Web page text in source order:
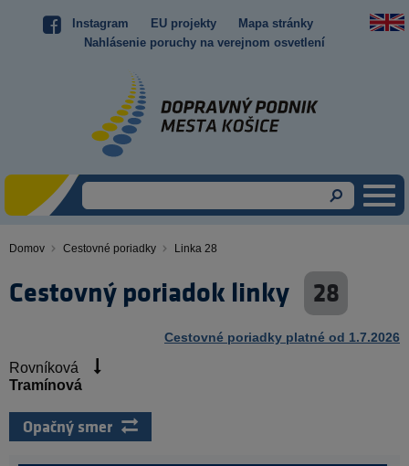
Instagram EU projekty
Mapa stránky
Nahlásenie poruchy na verejnom osvetlení
Domov Cestovné poriadky Linka 28
Cestovný poriadok linky 28
Cestovné poriadky platné od 1.7.2026
Rovníková
Tramínová
Opačný smer